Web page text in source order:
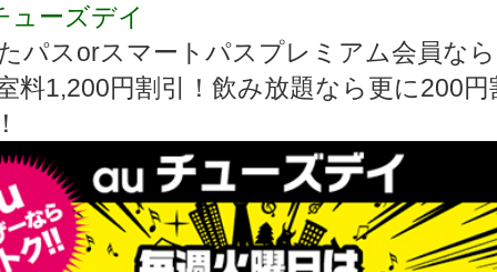
ューズデイ
パスorスマートパスプレミアム会員な
料1,200円割引！飲み放題なら更に200円